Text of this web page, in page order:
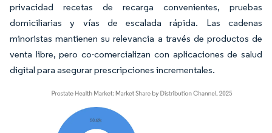
privacidad recetas de recarga convenientes, pruebas
domiciliarias y vías de escalada rápida. Las cadenas
minoristas mantienen su relevancia a través de productos de
venta libre, pero co-comercializan con aplicaciones de salud
digital para asegurar prescripciones incrementales.